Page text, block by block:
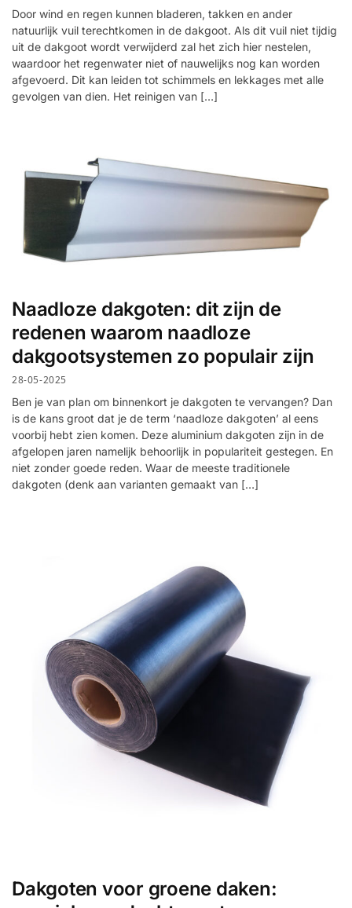
Door wind en regen kunnen bladeren, takken en ander
natuurlijk vuil terechtkomen in de dakgoot. Als dit vuil niet tijdig
uit de dakgoot wordt verwijderd zal het zich hier nestelen,
waardoor het regenwater niet of nauwelijks nog kan worden
afgevoerd. Dit kan leiden tot schimmels en lekkages met alle
gevolgen van dien. Het reinigen van […]
Naadloze dakgoten: dit zijn de
redenen waarom naadloze
dakgootsystemen zo populair zijn
28-05-2025
Ben je van plan om binnenkort je dakgoten te vervangen? Dan
is de kans groot dat je de term ‘naadloze dakgoten’ al eens
voorbij hebt zien komen. Deze aluminium dakgoten zijn in de
afgelopen jaren namelijk behoorlijk in populariteit gestegen. En
niet zonder goede reden. Waar de meeste traditionele
dakgoten (denk aan varianten gemaakt van […]
Dakgoten voor groene daken: